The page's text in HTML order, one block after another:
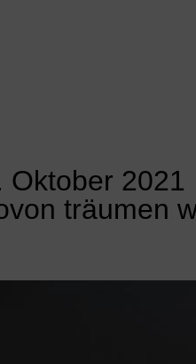
Oktober 2021
träumen